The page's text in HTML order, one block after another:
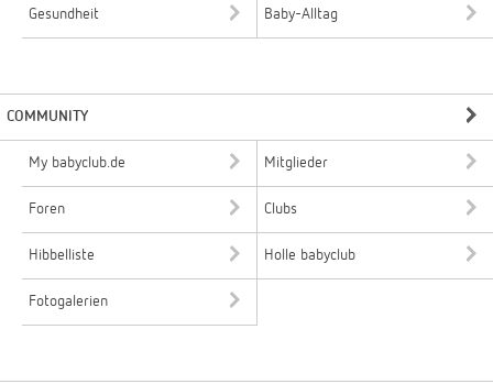
Gesundheit Baby-Alltag
COMMUNITY
My babyclub.de Mitglieder
Foren Clubs
Hibbelliste Holle babyclub
Fotogalerien